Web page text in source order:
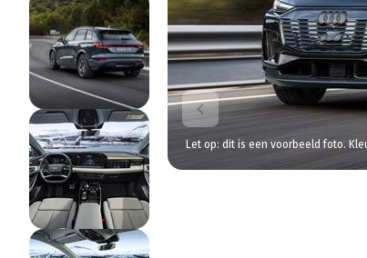
Let op: dit is een voorbeeld foto.